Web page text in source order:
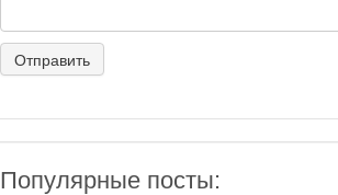
Популярные посты: